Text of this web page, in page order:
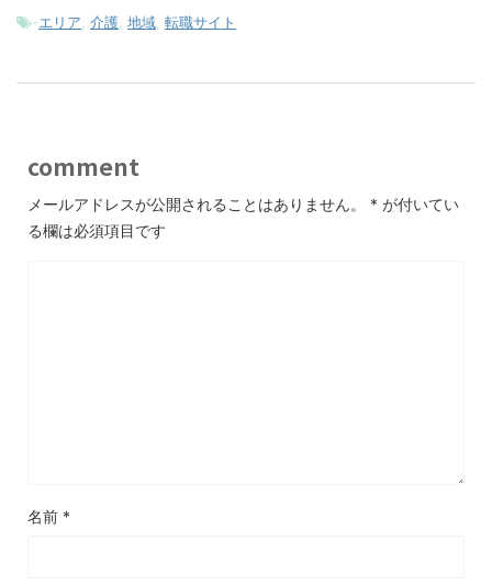
-エリア, 介護, 地域, 転職サイト
comment
メールアドレスが公開されることはありません。 * が付いてい
る欄は必須項目です
名前 *